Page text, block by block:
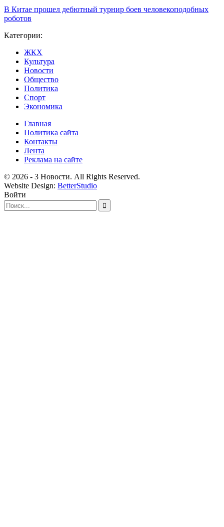
В Китае прошел дебютный турнир боев человекоподобных
роботов
Категории:
ЖКХ
Культура
Новости
Общество
Политика
Спорт
Экономика
Главная
Политика сайта
Контакты
Лента
Реклама на сайте
© 2026 - 3 Новости. All Rights Reserved.
Website Design: BetterStudio
Войти